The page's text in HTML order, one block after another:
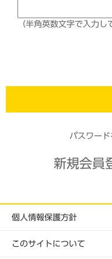
（半角英数文字で入力し
パスワー
新規会員
個人情報保護方針
このサイトについて